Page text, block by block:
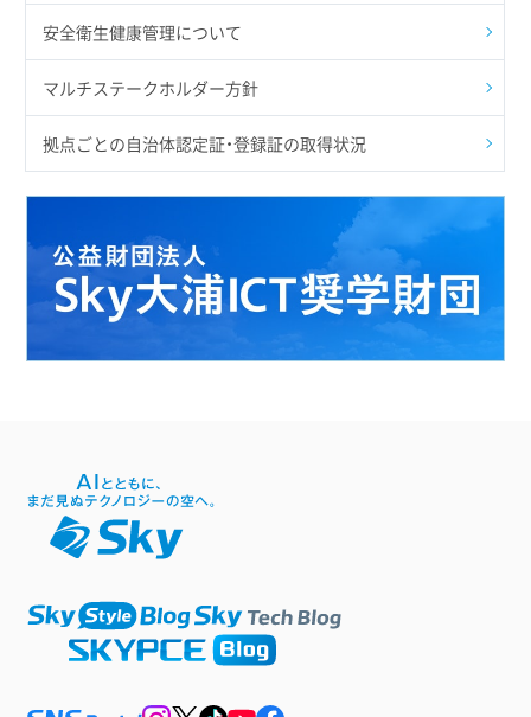
安全衛生健康管理について
マルチステークホルダー方針
拠点ごとの自治体認定証・登録証の取得状況